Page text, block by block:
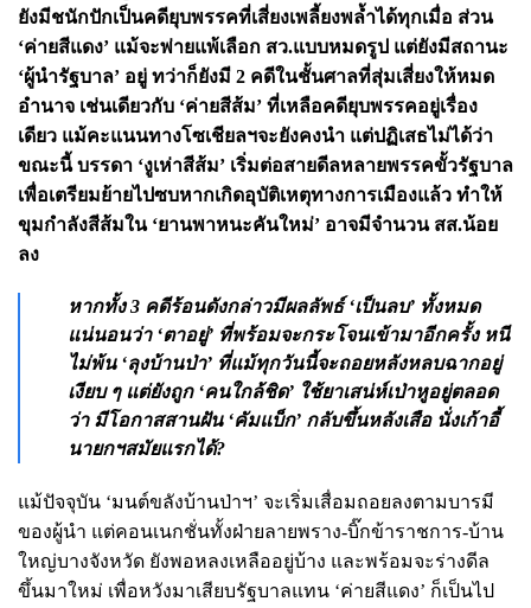
ยังมีชนักปักเป็นคดียุบพรรคที่เสี่ยงเพลี้ยงพล้ำได้ทุกเมื่อ ส่วน
‘ค่ายสีแดง’ แม้จะพ่ายแพ้เลือก สว.แบบหมดรูป แต่ยังมีสถานะ
‘ผู้นำรัฐบาล’ อยู่ ทว่าก็ยังมี 2 คดีในชั้นศาลที่สุ่มเสี่ยงให้หมด
อำนาจ เช่นเดียวกับ ‘ค่ายสีส้ม’ ที่เหลือคดียุบพรรคอยู่เรื่อง
เดียว แม้คะแนนทางโซเชียลฯจะยังคงนำ แต่ปฏิเสธไม่ได้ว่า
ขณะนี้ บรรดา ‘งูเห่าสีส้ม’ เริ่มต่อสายดีลหลายพรรคขั้วรัฐบาล
เพื่อเตรียมย้ายไปซบหากเกิดอุบัติเหตุทางการเมืองแล้ว ทำให้
ขุมกำลังสีส้มใน ‘ยานพาหนะคันใหม่’ อาจมีจำนวน สส.น้อย
ลง
หากทั้ง 3 คดีร้อนดังกล่าวมีผลลัพธ์ ‘เป็นลบ’ ทั้งหมด
แน่นอนว่า ‘ตาอยู่’ ที่พร้อมจะกระโจนเข้ามาอีกครั้ง หนี
ไม่พ้น ‘ลุงบ้านป่า’ ที่แม้ทุกวันนี้จะถอยหลังหลบฉากอยู่
เงียบ ๆ แต่ยังถูก ‘คนใกล้ชิด’ ใช้ยาเสน่ห์เป่าหูอยู่ตลอด
ว่า มีโอกาสสานฝัน ‘คัมแบ็ก’ กลับขึ้นหลังเสือ นั่งเก้าอี้
นายกฯสมัยแรกได้?
แม้ปัจจุบัน ‘มนต์ขลังบ้านป่าฯ’ จะเริ่มเสื่อมถอยลงตามบารมี
ของผู้นำ แต่คอนเนกชั่นทั้งฝ่ายลายพราง-บิ๊กข้าราชการ-บ้าน
ใหญ่บางจังหวัด ยังพอหลงเหลืออยู่บ้าง และพร้อมจะร่างดีล
ขึ้นมาใหม่ เพื่อหวังมาเสียบรัฐบาลแทน ‘ค่ายสีแดง’ ก็เป็นไป